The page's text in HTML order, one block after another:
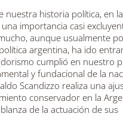
nuestra historia política, en
importancia casi
aunque usualmente
argentina, ha ido
cumplió en nuestro
y fundacional de la
Scandizzo realiza una
conservador en la
de la actuación de sus